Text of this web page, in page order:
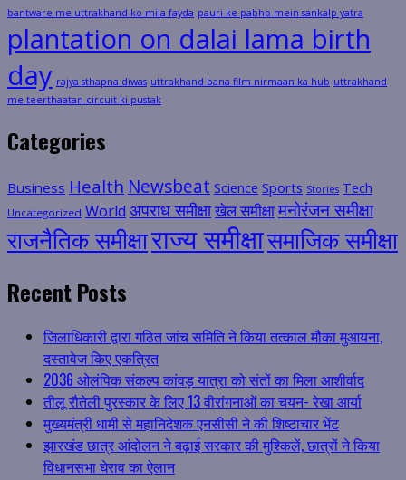
bantware me uttrakhand ko mila fayda pauri ke pabho mein sankalp yatra
plantation on dalai lama birth
day rajya sthapna diwas uttrakhand bana film nirmaan ka hub uttrakhand
me teerthaatan circuit ki pustak
Categories
Business Health Newsbeat Science Sports Stories Tech
Uncategorized World अपराध समीक्षाखेल समीक्षामनोरंजन समीक्षा
राजनैतिक समीक्षाराज्य समीक्षासमाजिक समीक्षा
Recent Posts
जिलाधिकारी द्वारा गठित जांच समिति ने किया तत्काल मौका मुआयना,
दस्तावेज किए एकत्रित
2036 ओलंपिक संकल्प कांवड़ यात्रा को संतों का मिला आशीर्वाद
तीलू रौतेली पुरस्कार के लिए 13 वीरांगनाओं का चयन- रेखा आर्या
मुख्यमंत्री धामी से महानिदेशक एनसीसी ने की शिष्टाचार भेंट
झारखंड छात्र आंदोलन ने बढ़ाई सरकार की मुश्किलें, छात्रों ने किया
विधानसभा घेराव का ऐलान